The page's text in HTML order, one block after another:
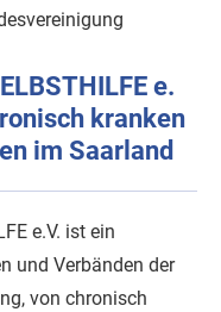
e.
kranken
im Saarland
e.V. ist ein
und Verbänden der
von chronisch